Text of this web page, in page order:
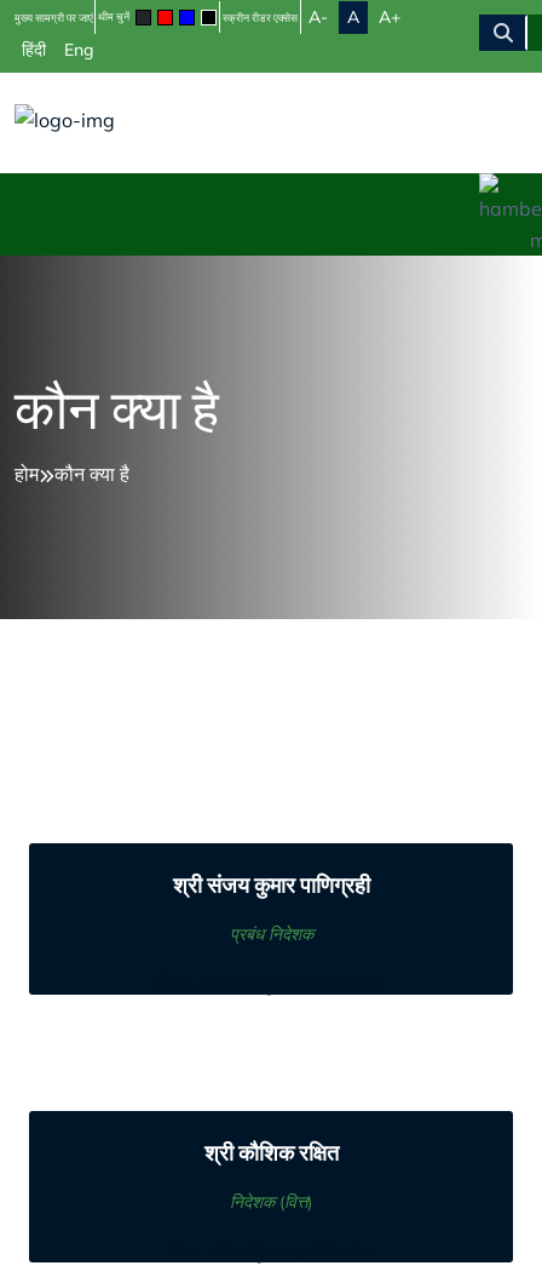
मुख्य सामग्री पर जाएं थीम चुनें स्क्रीन रीडर एक्सेस A- A
A+
हिंदी
Eng
कौन क्‍या है
होम कौन क्‍या है
श्री संजय कुमार पाणिग्रही
प्रबंध निदेशक
श्री कौशिक रक्षित
निदेशक (वित्त)